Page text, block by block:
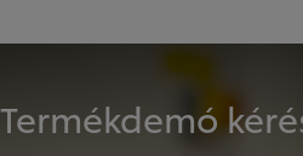
Termékdemó